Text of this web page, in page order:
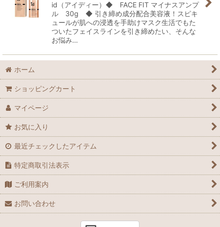
id（アイディー）◆ FACE FIT マイナスアンプ
ル 30g ◆ 引き締め成分配合美容液！スピキ
ュールが肌への浸透を手助けマスク生活でもた
ついたフェイスラインを引き締めたい、そんな
お悩み…
ホーム
ショッピングカート
マイページ
お気に入り
最近チェックしたアイテム
特定商取引法表示
ご利用案内
お問い合わせ